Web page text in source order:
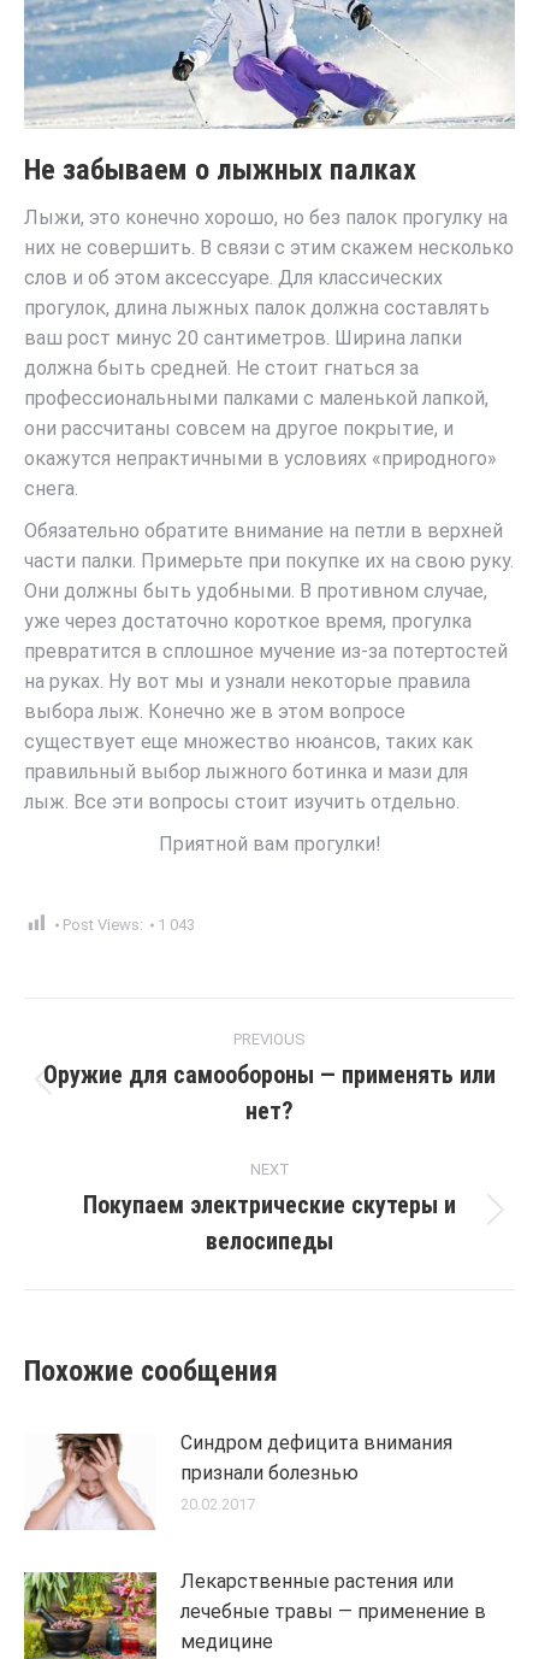
Не забываем о лыжных палках
Лыжи, это конечно хорошо, но без палок прогулку на
них не совершить. В связи с этим скажем несколько
слов и об этом аксессуаре. Для классических
прогулок, длина лыжных палок должна составлять
ваш рост минус 20 сантиметров. Ширина лапки
должна быть средней. Не стоит гнаться за
профессиональными палками с маленькой лапкой,
они рассчитаны совсем на другое покрытие, и
окажутся непрактичными в условиях «природного»
снега.
Обязательно обратите внимание на петли в верхней
части палки. Примерьте при покупке их на свою руку.
Они должны быть удобными. В противном случае,
уже через достаточно короткое время, прогулка
превратится в сплошное мучение из-за потертостей
на руках. Ну вот мы и узнали некоторые правила
выбора лыж. Конечно же в этом вопросе
существует еще множество нюансов, таких как
правильный выбор лыжного ботинка и мази для
лыж. Все эти вопросы стоит изучить отдельно.
Приятной вам прогулки!
Post Views: 1 043
navigation
PREVIOUS
post:
Оружие для самообороны — применять или
нет?
NEXT
post:
Покупаем электрические скутеры и
велосипеды
Похожие сообщения
Синдром дефицита внимания
признали болезнью
20.02.2017
Лекарственные растения или
лечебные травы — применение в
медицине